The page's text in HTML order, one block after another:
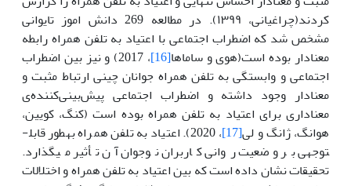
کردند(چراغیانی، ۱۳۹۹). در مطالعه 269 دانش اموز تایوانی
مشخص شد که اضطراب اجتماعی با اعتیاد به تلفن همراه رابطه
معنادار بوده است(هوی و ساماها[16]
، 2017) و نیز بین اضطراب
اجتماعی و وابستگی به تلفن همراه جوانان چینی ارتباط مثبت و
معنادار وجود داشته و اضطراب اجتماعی پیش‌بینی‌کننده‌ی
معناداری برای اعتیاد به تلفن همراه بوده است (کنگ، کویین‌،
هوانگ، ژانگ و لی[17]
، 2020). اعتیاد به تلفن همراه به­طور قابل­
توجهی بر وضعیت روانی کاربران نوجوان آن تأثیر می­گذارد.
تحقیقات نشان داده است که بین اعتیاد به تلفن همراه و اختلالات